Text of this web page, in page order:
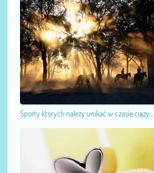
Sporty których należy unikać w czasie ciąży...